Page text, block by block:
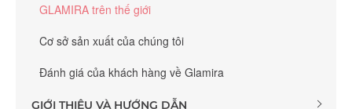
GLAMIRA trên thế giới
Cơ sở sản xuất của chúng tôi
Đánh giá của khách hàng về Glamira
GIỚI THIỆU VÀ HƯỚNG DẪN